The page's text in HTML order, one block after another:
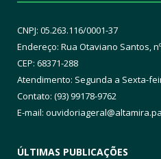
CNPJ: 05.263.116/0001-37
Endereço: Rua Otaviano Santos,
CEP: 68371-288
Atendimento: Segunda a Sexta-
Contato: (93) 99178-9762
E-mail:
ÚLTIMAS PUBLICAÇÕES